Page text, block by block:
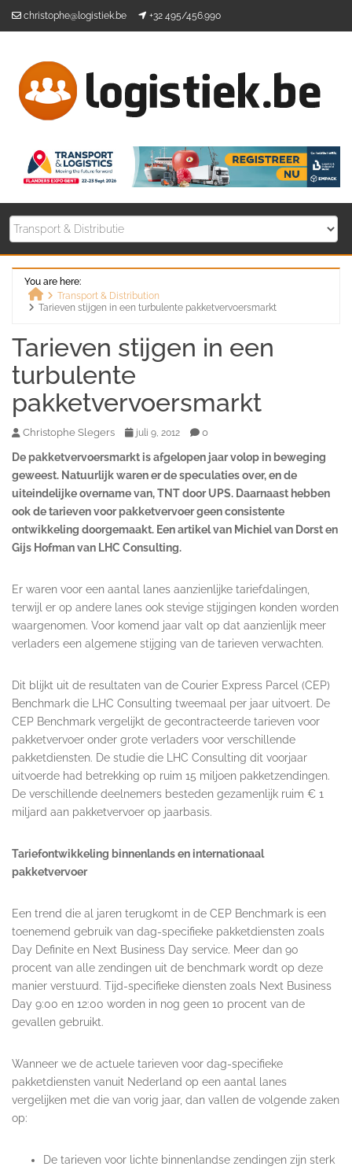
christophe@logistiek.be +32 495/456.990
You are here:
Home
Transport & Distribution
Tarieven stijgen in een turbulente pakketvervoersmarkt
Tarieven stijgen in een
turbulente
pakketvervoersmarkt
Christophe Slegers juli 9, 2012 0
De pakketvervoersmarkt is afgelopen jaar volop in beweging
geweest. Natuurlijk waren er de speculaties over, en de
uiteindelijke overname van, TNT door UPS. Daarnaast hebben
ook de tarieven voor pakketvervoer geen consistente
ontwikkeling doorgemaakt. Een artikel van Michiel van Dorst en
Gijs Hofman van LHC Consulting.
Er waren voor een aantal lanes aanzienlijke tariefdalingen,
terwijl er op andere lanes ook stevige stijgingen konden worden
waargenomen. Voor komend jaar valt op dat aanzienlijk meer
verladers een algemene stijging van de tarieven verwachten.
Dit blijkt uit de resultaten van de Courier Express Parcel (CEP)
Benchmark die LHC Consulting tweemaal per jaar uitvoert. De
CEP Benchmark vergelijkt de gecontracteerde tarieven voor
pakketvervoer onder grote verladers voor verschillende
pakketdiensten. De studie die LHC Consulting dit voorjaar
uitvoerde had betrekking op ruim 15 miljoen pakketzendingen.
De verschillende deelnemers besteden gezamenlijk ruim € 1
miljard aan pakketvervoer op jaarbasis.
Tariefontwikkeling binnenlands en internationaal
pakketvervoer
Een trend die al jaren terugkomt in de CEP Benchmark is een
toenemend gebruik van dag-specifieke pakketdiensten zoals
Day Definite en Next Business Day service. Meer dan 90
procent van alle zendingen uit de benchmark wordt op deze
manier verstuurd. Tijd-specifieke diensten zoals Next Business
Day 9:00 en 12:00 worden in nog geen 10 procent van de
gevallen gebruikt.
Wanneer we de actuele tarieven voor dag-specifieke
pakketdiensten vanuit Nederland op een aantal lanes
vergelijken met die van vorig jaar, dan vallen de volgende zaken
op:
De tarieven voor lichte binnenlandse zendingen zijn sterk